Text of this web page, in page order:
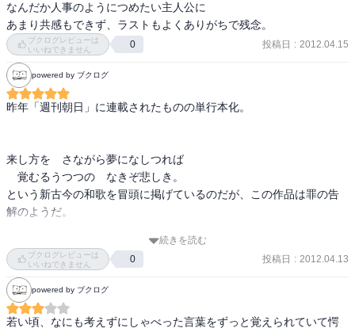
特に印象的だったセリフは、ミセス・ジョーンズの
「……そうでも考え無ければ、わたくしもあの方たちも救われませ
んでしょう？」
読み終わると、いろんな意味に聞こえて来る。
降霊会という少し趣向の違うガジェットを持ち出してはいるが、こ
的エッセンスをうまく組み込んで出来ていて充分に秀作。
傑作か？というとちょっと微妙な気はする。
なんだか人事のようにつめたい主人公に
あまり共感もできず、ラストもよくありがちで残念。
ブクログレビューは
いいねできません
0 投稿日 : 2012.04.15
powered by ブクログ
昨年「週刊朝日」に連載されたものの単行本化。
来し方を　さながら夢になしつれば
覚むるうつつの　なきぞ悲しき。
という新古今の和歌を冒頭に掲げているのだが、この作品は罪の告
解のようだ。
「　わたしは顧みる。すると驚くことに眼下には、私がかつて暮ら
し、捨ててきた街がひとつ残らずぎっしりと、
まるで重箱さながらに在りし日のまま犇めいているのである。
たちまち罰されぬ罪のくさぐさが押し寄せてきて、私は胸の重み
を支えきれず路上に蹲る。」
続きを読む
ブクログレビューは
いいねできません
0 投稿日 : 2012.04.13
powered by ブクログ
若い頃、なにも考えずにしゃべった言葉をずっと覚えられていて愕